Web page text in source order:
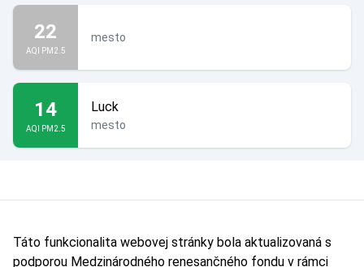
22
AQI PM2.5
mesto
14
AQI PM2.5
Luck
mesto
Táto funkcionalita webovej stránky bola aktualizovaná s
podporou Medzinárodného renesančného fondu v rámci